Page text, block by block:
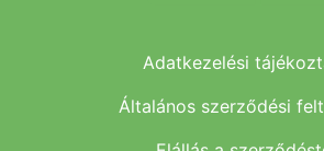
Adatkezelési
Általános szerződési